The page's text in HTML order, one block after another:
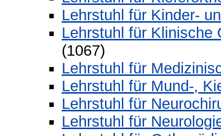
Lehrstuhl für Kinder-
Lehrstuhl für Klinische
(1067)
Lehrstuhl für
Lehrstuhl für Mund-,
Lehrstuhl für
Lehrstuhl für